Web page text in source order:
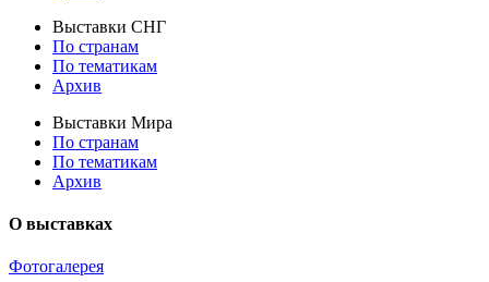
Выставки СНГ
По странам
По тематикам
Архив
Выставки Мира
По странам
По тематикам
Архив
О выставках
Фотогалерея